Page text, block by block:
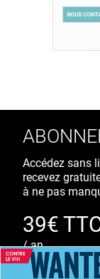
Accédez sans
recevez
à ne pas
39€
/ an